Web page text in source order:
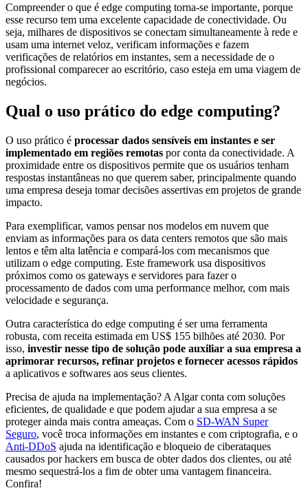
Compreender o que é edge computing torna-se importante, porque
esse recurso tem uma excelente capacidade de conectividade. Ou
seja, milhares de dispositivos se conectam simultaneamente à rede e
usam uma internet veloz, verificam informações e fazem
verificações de relatórios em instantes, sem a necessidade de o
profissional comparecer ao escritório, caso esteja em uma viagem de
negócios.
Qual o uso prático do edge computing?
O uso prático é processar dados sensíveis em instantes e ser
implementado em regiões remotas por conta da conectividade. A
proximidade entre os dispositivos permite que os usuários tenham
respostas instantâneas no que querem saber, principalmente quando
uma empresa deseja tomar decisões assertivas em projetos de grande
impacto.
Para exemplificar, vamos pensar nos modelos em nuvem que
enviam as informações para os data centers remotos que são mais
lentos e têm alta latência e compará-los com mecanismos que
utilizam o edge computing. Este framework usa dispositivos
próximos como os gateways e servidores para fazer o
processamento de dados com uma performance melhor, com mais
velocidade e segurança.
Outra característica do edge computing é ser uma ferramenta
robusta, com receita estimada em US$ 155 bilhões até 2030. Por
isso, investir nesse tipo de solução pode auxiliar a sua empresa a
aprimorar recursos, refinar projetos e fornecer acessos rápidos
a aplicativos e softwares aos seus clientes.
Precisa de ajuda na implementação? A Algar conta com soluções
eficientes, de qualidade e que podem ajudar a sua empresa a se
proteger ainda mais contra ameaças. Com o SD-WAN Super
Seguro, você troca informações em instantes e com criptografia, e o
Anti-DDoS ajuda na identificação e bloqueio de ciberataques
causados por hackers em busca de obter dados dos clientes, ou até
mesmo sequestrá-los a fim de obter uma vantagem financeira.
Confira!